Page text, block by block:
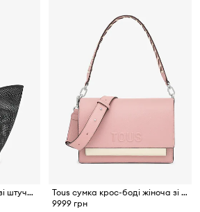
Tous сумка-тоут жіноча зі штучної шкіри
Tous сумка крос-боді жіноча зі штучної шкіри
9999 грн